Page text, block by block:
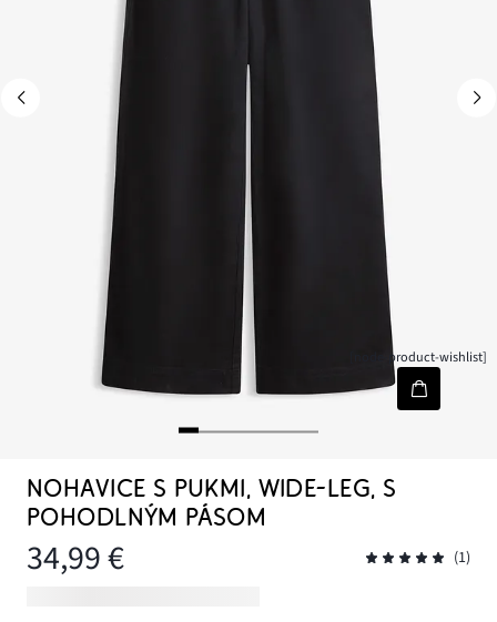
[node-product-wishlist]
NOHAVICE S PUKMI, WIDE-LEG, S
POHODLNÝM PÁSOM
34,99 € (1)